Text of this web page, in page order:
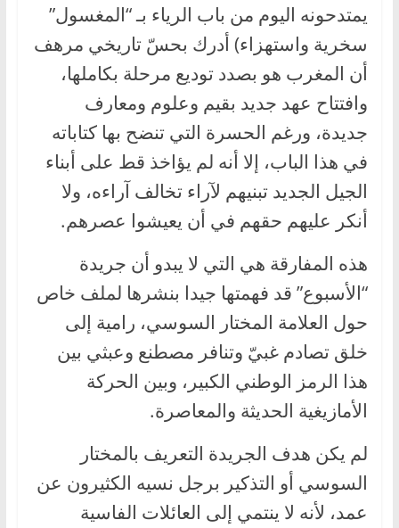
يمتدحونه اليوم من باب الرياء بـ “المغسول”
سخرية واستهزاء) أدرك بحسّ تاريخي مرهف
أن المغرب هو بصدد توديع مرحلة بكاملها،
وافتتاح عهد جديد بقيم وعلوم ومعارف
جديدة، ورغم الحسرة التي تنضح بها كتاباته
في هذا الباب، إلا أنه لم يؤاخذ قط على أبناء
الجيل الجديد تبنيهم لآراء تخالف آراءه، ولا
أنكر عليهم حقهم في أن يعيشوا عصرهم.
هذه المفارقة هي التي لا يبدو أن جريدة
“الأسبوع” قد فهمتها جيدا بنشرها لملف خاص
حول العلامة المختار السوسي، رامية إلى
خلق تصادم غبيّ وتنافر مصطنع وعبثي بين
هذا الرمز الوطني الكبير، وبين الحركة
الأمازيغية الحديثة والمعاصرة.
لم يكن هدف الجريدة التعريف بالمختار
السوسي أو التذكير برجل نسيه الكثيرون عن
عمد، لأنه لا ينتمي إلى العائلات الفاسية